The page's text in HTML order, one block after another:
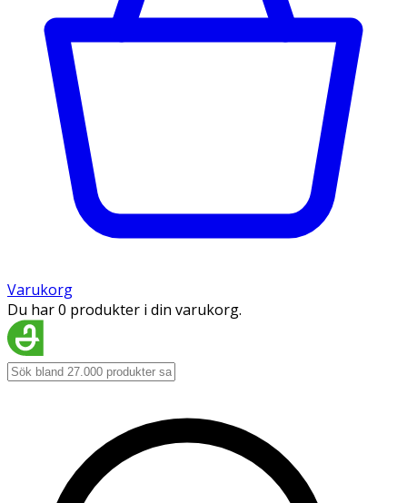
Varukorg
Du har 0 produkter i din varukorg.